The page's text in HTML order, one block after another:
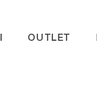
OUTLET